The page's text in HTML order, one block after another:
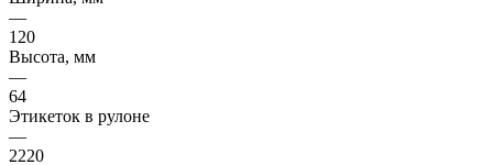
—
120
Высота, мм
—
64
Этикеток в рулоне
—
2220